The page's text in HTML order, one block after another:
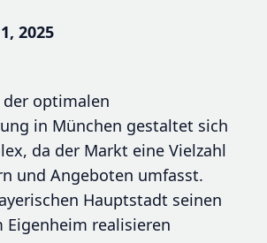
2025
der optimalen
in München gestaltet sich
da der Markt eine Vielzahl
und Angeboten umfasst.
Hauptstadt seinen
Eigenheim realisieren